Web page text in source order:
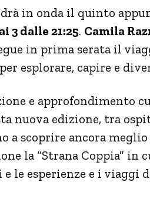
in onda il quinto
3 dalle 21:25. Camila
in prima serata il
esplorare, capire e
e approfondimento
nuova edizione, tra
a scoprire ancora
la “Strana Coppia” in
le esperienze e i viaggi